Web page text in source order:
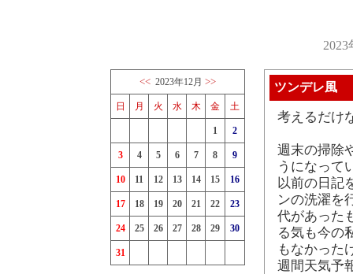
<< 2023年12月 >>
日 月 火 水 木 金 土
1 2
3 4 5 6 7 8 9
10 11 12 13 14 15 16
17 18 19 20 21 22 23
24 25 26 27 28 29 30
31
ツンデレ風
考えるだけ
週末の掃除
うになって
以前の日記
ンの洗濯を
代があった
る気も今の
もなかった
週間天気予